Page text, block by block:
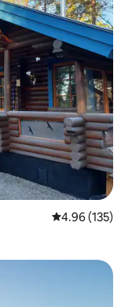
レビュー135
4.96 (135)